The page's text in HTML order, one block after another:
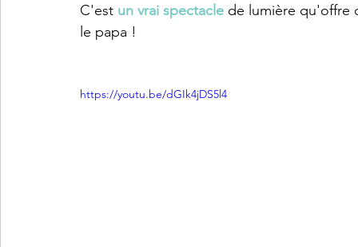
C'est un vrai spectacle de lumière qu'offre
le papa !
https://youtu.be/dGIk4jDS5l4